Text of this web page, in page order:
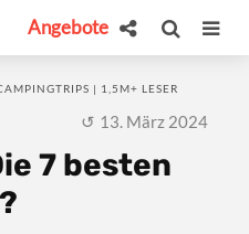
Angebote
| 1,5M+ LESER
13. März 2024
7 besten